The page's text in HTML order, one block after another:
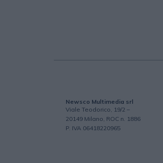
Newsco Multimedia srl
Viale Teodorico, 19/2 –
20149 Milano, ROC n. 1886
P. IVA 06418220965